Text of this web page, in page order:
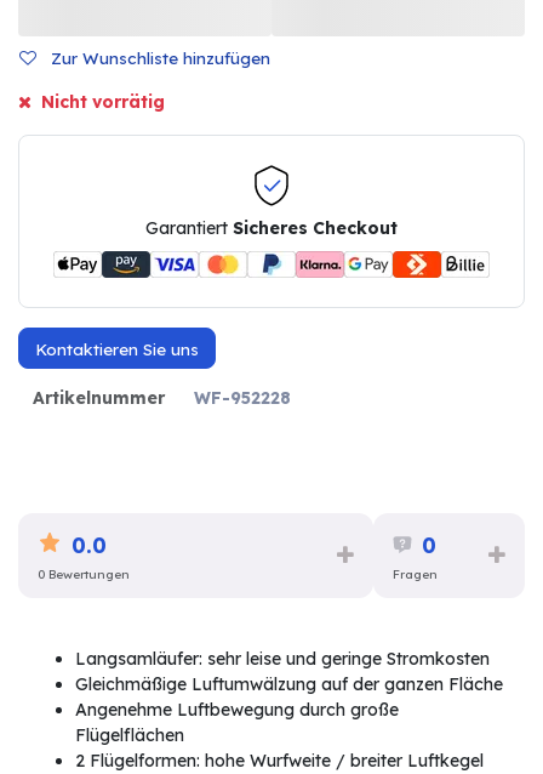
Zur Wunschliste hinzufügen
Nicht vorrätig
Garantiert Sicheres Checkout
Kontaktieren Sie uns
Artikelnummer WF-952228
0.0
0 Bewertungen
0
Fragen
Langsamläufer: sehr leise und geringe Stromkosten
Gleichmäßige Luftumwälzung auf der ganzen Fläche
Angenehme Luftbewegung durch große
Flügelflächen
2 Flügelformen: hohe Wurfweite / breiter Luftkegel